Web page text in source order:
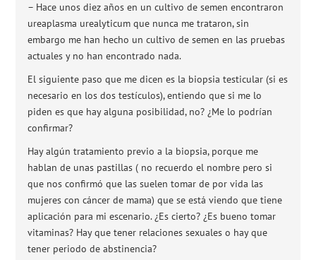
– Hace unos diez años en un cultivo de semen encontraron
ureaplasma urealyticum que nunca me trataron, sin
embargo me han hecho un cultivo de semen en las pruebas
actuales y no han encontrado nada.
El siguiente paso que me dicen es la biopsia testicular (si es
necesario en los dos testículos), entiendo que si me lo
piden es que hay alguna posibilidad, no? ¿Me lo podrían
confirmar?
Hay algún tratamiento previo a la biopsia, porque me
hablan de unas pastillas ( no recuerdo el nombre pero si
que nos confirmó que las suelen tomar de por vida las
mujeres con cáncer de mama) que se está viendo que tiene
aplicación para mi escenario. ¿Es cierto? ¿Es bueno tomar
vitaminas? Hay que tener relaciones sexuales o hay que
tener periodo de abstinencia?